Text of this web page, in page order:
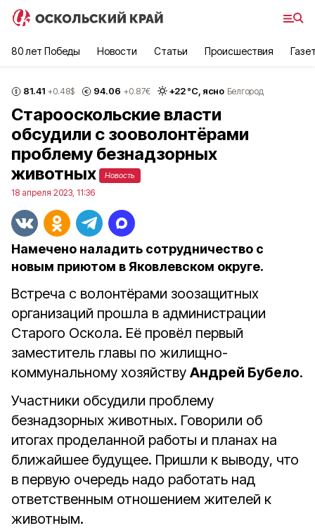
80 лет Победы Новости Статьи Происшествия
81.41 +0.48$ 94.06 +0.87€ +22°С, ясно Белгород
Старооскольские власти
обсудили с зооволонтёрами
проблему безнадзорных
животных
Новость
18 апреля 2023, 11:36
Намечено наладить сотрудничество с
новым приютом в Яковлевском округе.
Встреча с волонтёрами зоозащитных
организаций прошла в администрации
Старого Оскола. Её провёл первый
заместитель главы по жилищно-
коммунальному хозяйству Андрей Бубело.
Участники обсудили проблему
безнадзорных животных. Говорили об
итогах проделанной работы и планах на
ближайшее будущее. Пришли к выводу, что
в первую очередь надо работать над
ответственным отношением жителей к
животным.